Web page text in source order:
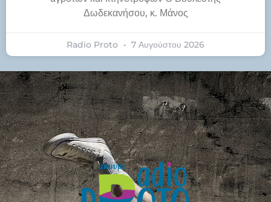
Δωδεκανήσου, κ. Μάνος
Radio Proto 7 Αυγούστου 2026